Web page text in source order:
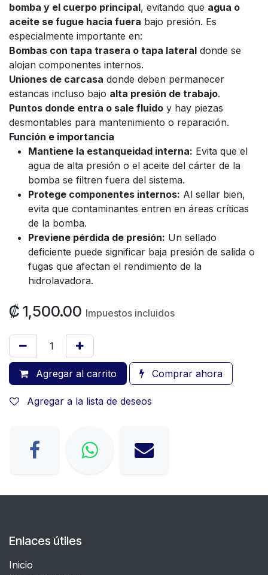
bomba y el cuerpo principal, evitando que agua o
aceite se fugue hacia fuera bajo presión. Es
especialmente importante en:
Bombas con tapa trasera o tapa lateral donde se
alojan componentes internos.
Uniones de carcasa donde deben permanecer
estancas incluso bajo alta presión de trabajo.
Puntos donde entra o sale fluido y hay piezas
desmontables para mantenimiento o reparación.
Función e importancia
Mantiene la estanqueidad interna: Evita que el
agua de alta presión o el aceite del cárter de la
bomba se filtren fuera del sistema.
Protege componentes internos: Al sellar bien,
evita que contaminantes entren en áreas críticas
de la bomba.
Previene pérdida de presión: Un sellado
deficiente puede significar baja presión de salida o
fugas que afectan el rendimiento de la
hidrolavadora.
₡ 1,500.00 Impuestos incluidos
Agregar al carrito Comprar ahora
Agregar a la lista de deseos
Enlaces útiles
Inicio